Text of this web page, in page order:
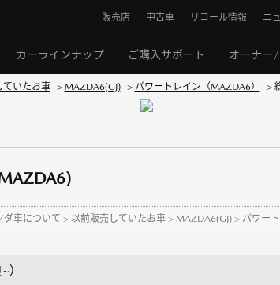
カーラインナップ ご購入サポート オーナー
販売店 中古車 リコール情報 ニ
ていたお車 > MAZDA6(GJ) > パワートレイン（MAZDA6） >
ダ車について > 以前販売していたお車> MAZDA6(GJ)> パワー
）